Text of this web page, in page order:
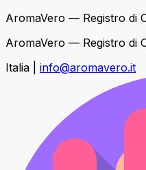
AromaVero — Registro di
AromaVero — Registro di
Italia
info@aromavero.it